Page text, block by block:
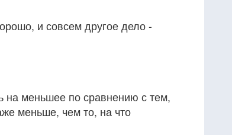
и совсем другое дело -
на меньшее по сравнению с тем,
меньше, чем то, на что